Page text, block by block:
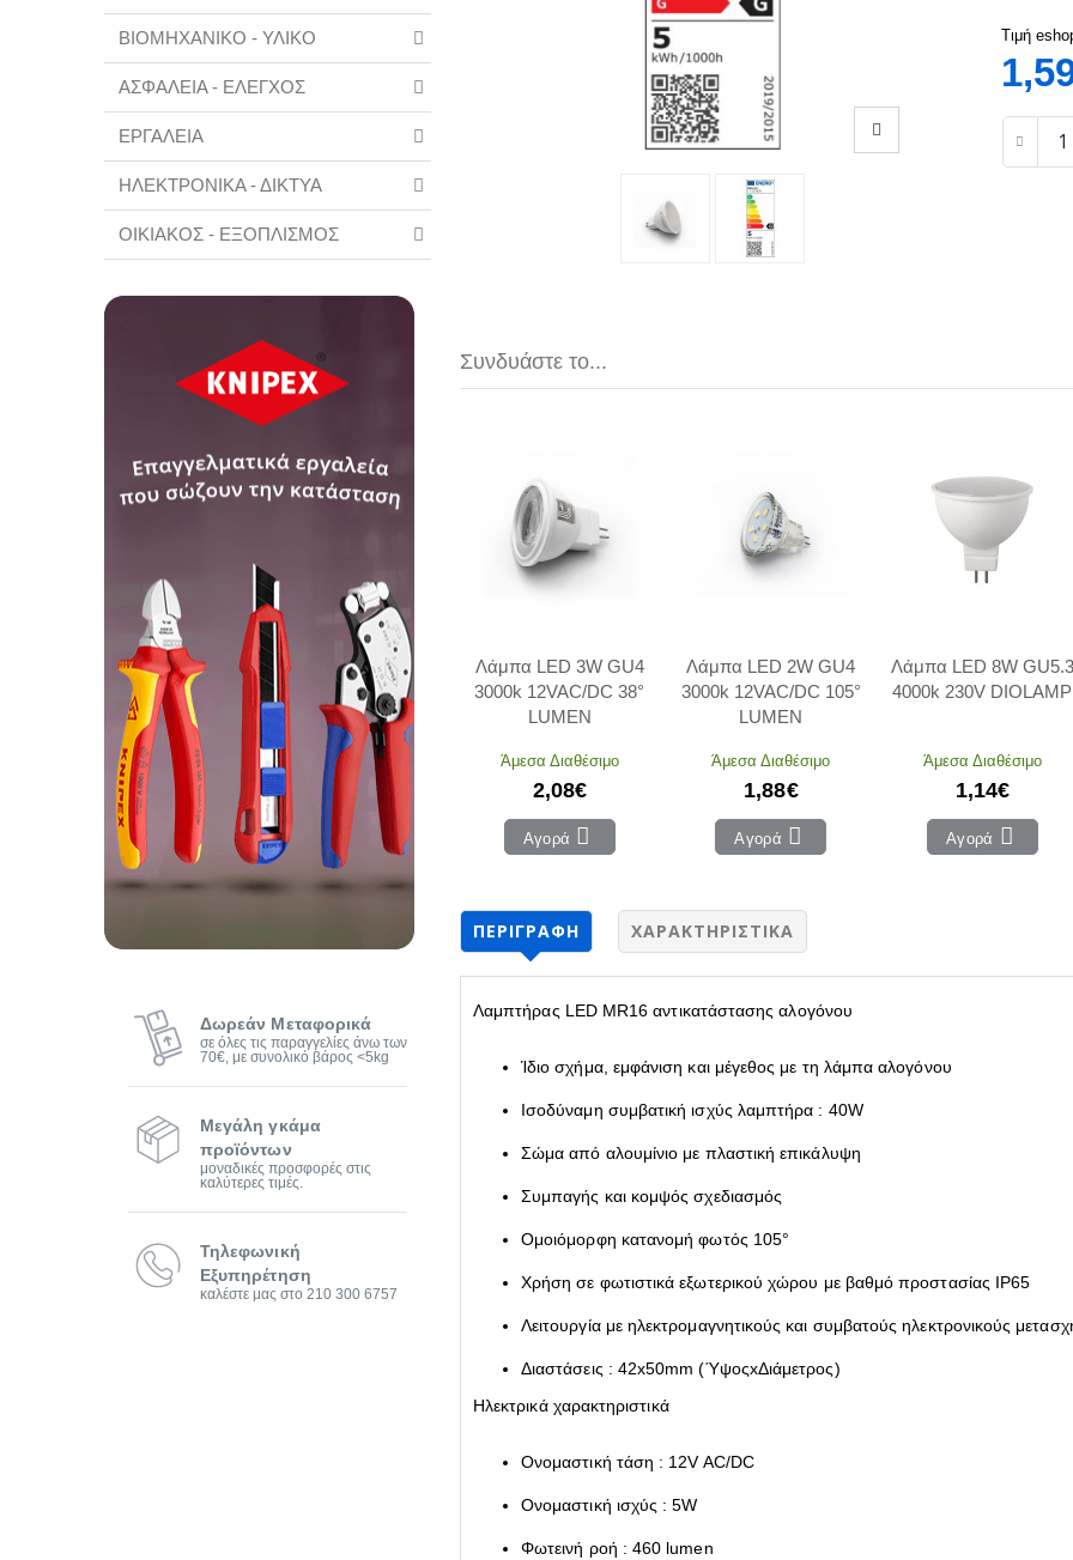
ΒΙΟΜΗΧΑΝΙΚΟ - ΥΛΙΚΟ
ΑΣΦΑΛΕΙΑ - ΕΛΕΓΧΟΣ
ΕΡΓΑΛΕΙΑ
ΗΛΕΚΤΡΟΝΙΚΑ - ΔΙΚΤΥΑ
ΟΙΚΙΑΚΟΣ - ΕΞΟΠΛΙΣΜΟΣ
Δωρεάν Μεταφορικά
σε όλες τις παραγγελίες άνω των
70€, με συνολικό βάρος <5kg
Μεγάλη γκάμα
προϊόντων
μοναδικές προσφορές στις
καλύτερες τιμές.
Τηλεφωνική
Εξυπηρέτηση
καλέστε μας στο 210 300 6757
Τιμή
Συνδυάστε το...
Λάμπα LED 3W GU4
3000k 12VAC/DC 38°
LUMEN
Άμεσα Διαθέσιμο
2,08€
Αγορά
Λάμπα LED 2W GU4
3000k 12VAC/DC 105°
LUMEN
Άμεσα Διαθέσιμο
1,88€
Αγορά
Λάμπα LED 8W GU5.3
4000k 230V DIOLAMP
Άμεσα Διαθέσιμο
1,14€
Αγορά
ΠΕΡΙΓΡΑΦΉ ΧΑΡΑΚΤΗΡΙΣΤΙΚΆ
Λαμπτήρας LED MR16 αντικατάστασης αλογόνου
Ίδιο σχήμα, εμφάνιση και μέγεθος με τη λάμπα αλογόνου
Ισοδύναμη συμβατική ισχύς λαμπτήρα : 40W
Σώμα από αλουμίνιο με πλαστική επικάλυψη
Συμπαγής και κομψός σχεδιασμός
Ομοιόμορφη κατανομή φωτός 105°
Χρήση σε φωτιστικά εξωτερικού χώρου με βαθμό προστασίας IP65
Λειτουργία με ηλεκτρομαγνητικούς και συμβατούς ηλεκτρονικούς
Διαστάσεις : 42x50mm (ΎψοςxΔιάμετρος)
Ηλεκτρικά χαρακτηριστικά
Ονομαστική τάση : 12V AC/DC
Ονομαστική ισχύς : 5W
Φωτεινή ροή : 460 lumen